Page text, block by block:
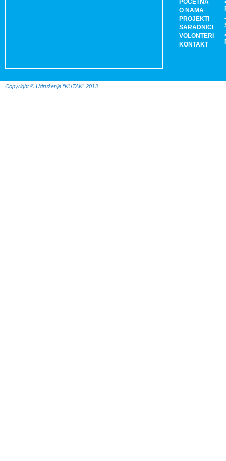
POČETNA
O NAMA
PROJEKTI
SARADNICI
VOLONTERI
KONTAKT
Copyright © Udruženje “KUTAK” 2013